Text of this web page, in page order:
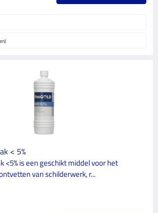
< 5%
<5% is een geschikt middel voor het
van schilderwerk, r...